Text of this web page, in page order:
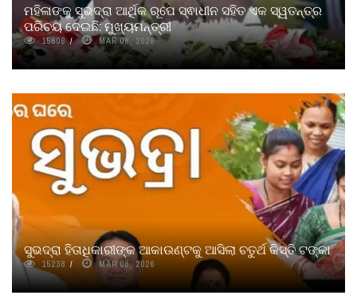
ମହିଳାଙ୍କୁ ସୁଭଦ୍ରା ଆର୍ଥିକ ରୂପେ ସ୍ଵାଧୀନ ସହିତ ଏକ ସ୍ୱତନ୍ତ୍ର
ପରିଚୟ ଦେଇଛି: ମୁଖ୍ୟମନ୍ତ୍ରୀ
15606 MAR 08, 2026
ସୁଭଦ୍ରା ହିତାଧିକାରୀଙ୍କ ଆକାଉଣ୍ଟକୁ ଆସିଲା ଚତୁର୍ଥ କିସ୍ତି ଟଙ୍କା
15238 MAR 08, 2026